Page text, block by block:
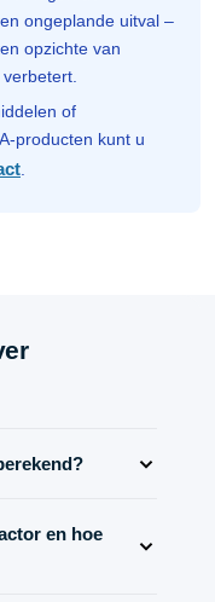
ongeplande uitval –
opzichte van
of
producten kunt u
f_T x f_L x f_U
d =
en hoe